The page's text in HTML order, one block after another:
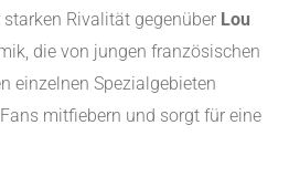
starken Rivalität gegenüber Lou
die von jungen französischen
einzelnen Spezialgebieten
mitfiebern und sorgt für eine